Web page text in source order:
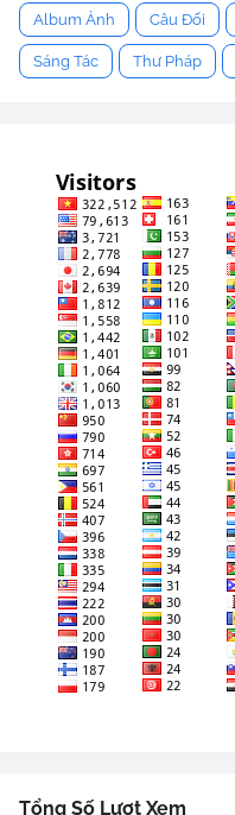
Album Ảnh Câu Đối
Sáng Tác Thư Pháp
Tổng Số Lượt Xem